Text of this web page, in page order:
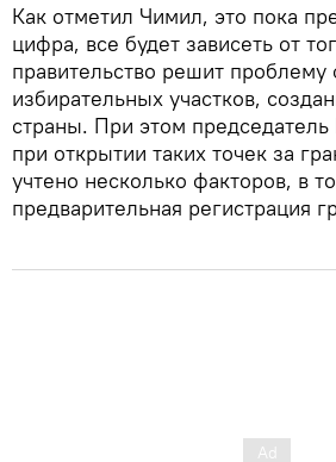
Как отметил Чимил, это пока
цифра, все будет зависеть от
правительство решит проблему
избирательных участков,
страны. При этом
при открытии таких точек за
учтено несколько факторов, в
предварительная регистрация